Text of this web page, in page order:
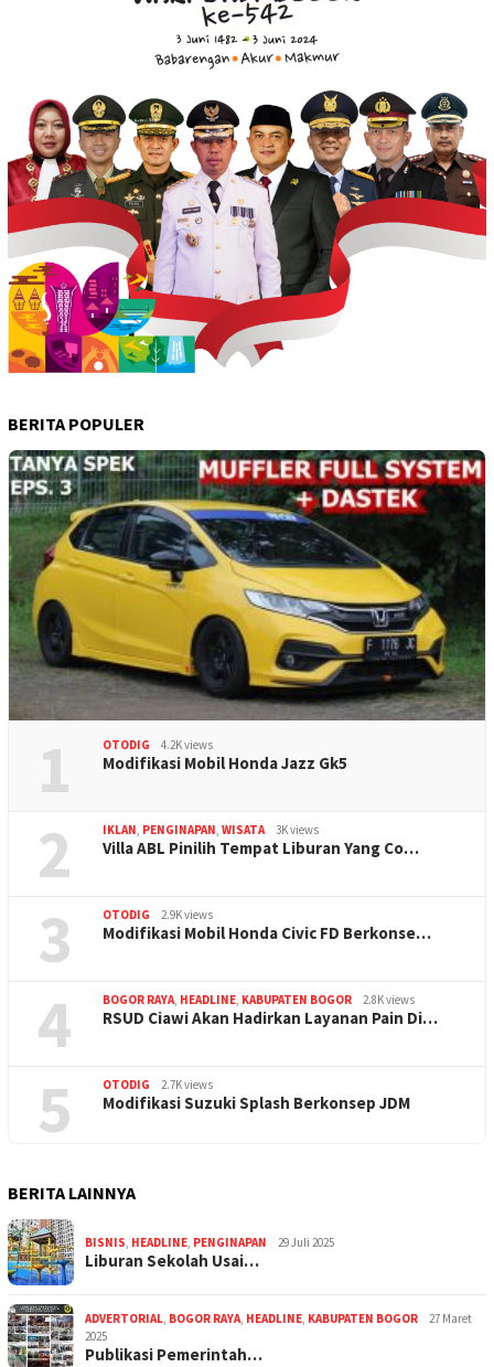
BERITA POPULER
1 OTODIG 4.2K views
Modifikasi Mobil Honda Jazz Gk5
2 IKLAN, PENGINAPAN, WISATA 3K views
Villa ABL Pinilih Tempat Liburan Yang Co…
3 OTODIG 2.9K views
Modifikasi Mobil Honda Civic FD Berkonse…
4 BOGOR RAYA, HEADLINE, KABUPATEN BOGOR 2.8K views
RSUD Ciawi Akan Hadirkan Layanan Pain Di…
5 OTODIG 2.7K views
Modifikasi Suzuki Splash Berkonsep JDM
BERITA LAINNYA
BISNIS, HEADLINE, PENGINAPAN 29 Juli 2025
Liburan Sekolah Usai…
ADVERTORIAL, BOGOR RAYA, HEADLINE, KABUPATEN BOGOR
27 Maret
2025
Publikasi Pemerintah…